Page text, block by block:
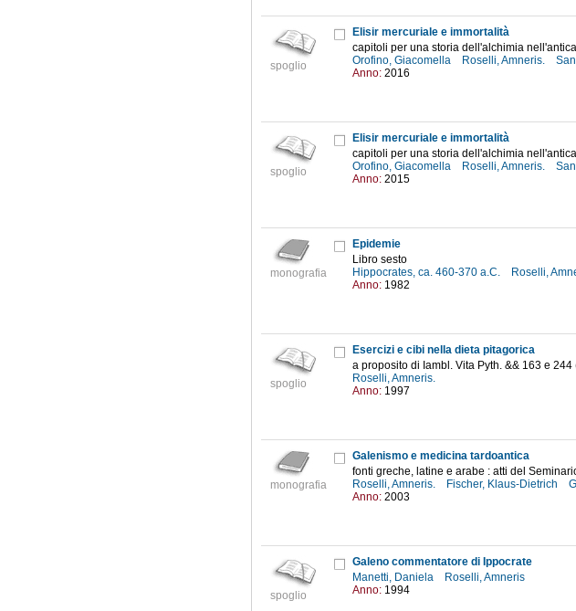
spoglio
Elisir mercuriale e immortalità
capitoli per una storia dell'alchimia nell'antica
Orofino, Giacomella
Roselli, Amneris.
Anno: 2016
spoglio
Elisir mercuriale e immortalità
capitoli per una storia dell'alchimia nell'antica
Orofino, Giacomella
Roselli, Amneris.
Anno: 2015
monografia
Epidemie
Libro sesto
Hippocrates, ca. 460-370 a.C.
Roselli,
Anno: 1982
spoglio
Esercizi e cibi nella dieta pitagorica
a proposito di Iambl. Vita Pyth. && 163 e 244
Roselli, Amneris.
Anno: 1997
monografia
Galenismo e medicina tardoantica
fonti greche, latine e arabe : atti del
Roselli, Amneris.
Fischer, Klaus-Dietrich
Anno: 2003
spoglio
Galeno commentatore di Ippocrate
Manetti, Daniela
Roselli, Amneris
Anno: 1994